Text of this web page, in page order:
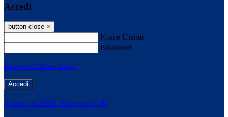
Accedi
button close ×
Nome Utente
Password
Password dimenticata?
-
Entra con SPID Entra con CIE